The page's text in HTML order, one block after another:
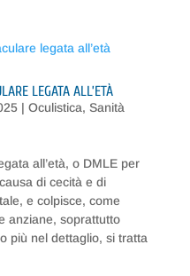
LEGATA ALL’ETÀ
| Oculistica, Sanità
all’età, o DMLE per
di cecità e di
e colpisce, come
anziane, soprattutto
più nel dettaglio, si tratta